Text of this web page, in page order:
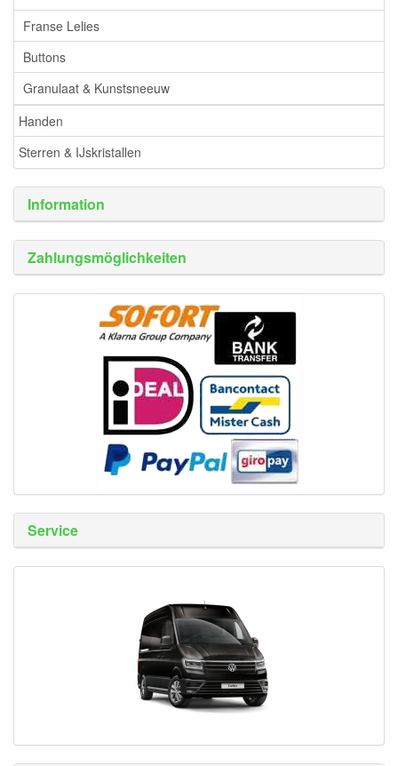
Franse Lelies
Buttons
Granulaat & Kunstsneeuw
Handen
Sterren & IJskristallen
Information
Zahlungsmöglichkeiten
Service